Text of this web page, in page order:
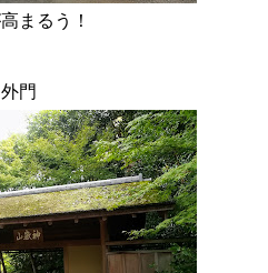
まるう！
外門